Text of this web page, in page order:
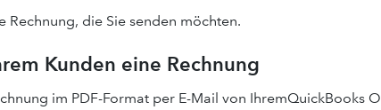
Rechnung, die Sie senden möchten.
Kunden eine Rechnung
im PDF-Format per E-Mail von IhremQuickBooks